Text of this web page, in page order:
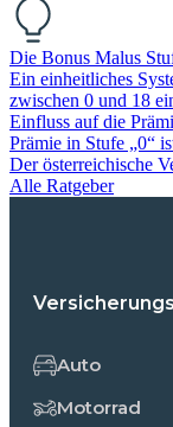
Die Bonus Malus
Ein einheitliches
zwischen 0 und 18
Einfluss auf die
Prämie in Stufe „0“
Der österreichische
Alle Ratgeber
Auto
Motorrad